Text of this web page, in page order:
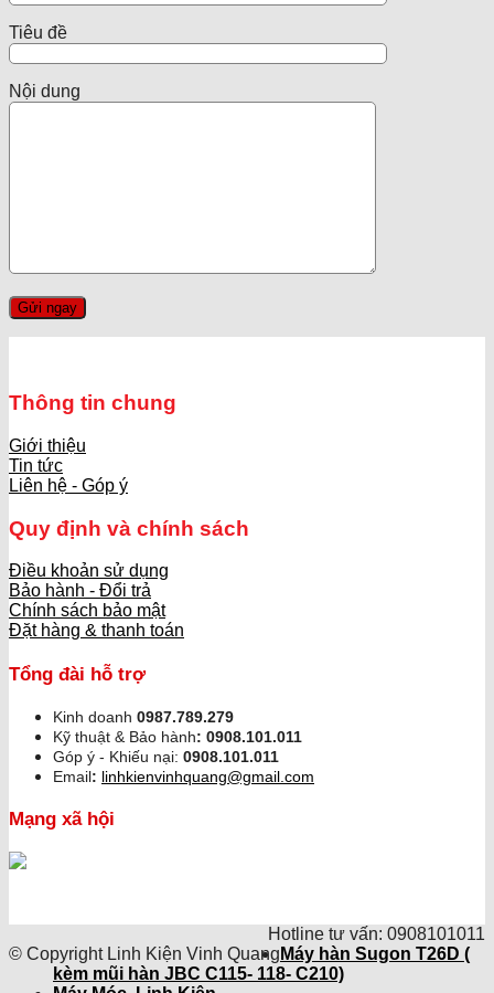
Tiêu đề
Nội dung
Thông tin chung
Giới thiệu
Tin tức
Liên hệ - Góp ý
Quy định và chính sách
Điều khoản sử dụng
Bảo hành - Đổi trả
Chính sách bảo mật
Đặt hàng & thanh toán
Tổng đài hỗ trợ
Kinh doanh 0987.789.279
Kỹ thuật & Bảo hành: 0908.101.011
Góp ý - Khiếu nại: 0908.101.011
Email: linhkienvinhquang@gmail.com
Mạng xã hội
Hotline tư vấn: 0908101011
© Copyright Linh Kiện Vinh Quang Máy hàn Sugon T26D (
kèm mũi hàn JBC C115- 118- C210)